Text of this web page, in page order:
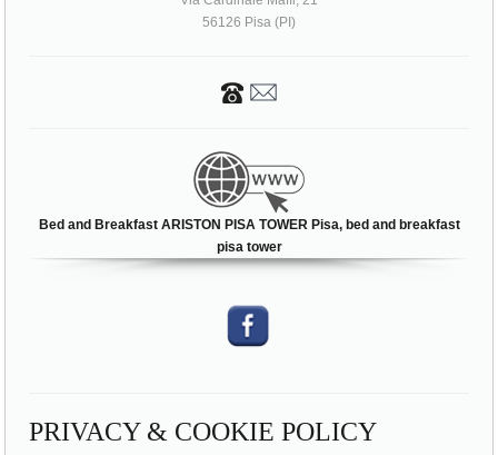
56126 Pisa (PI)
Bed and Breakfast ARISTON PISA TOWER Pisa, bed and breakfast
pisa tower
PRIVACY & COOKIE POLICY